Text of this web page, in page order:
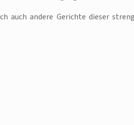
auch andere Gerichte dieser